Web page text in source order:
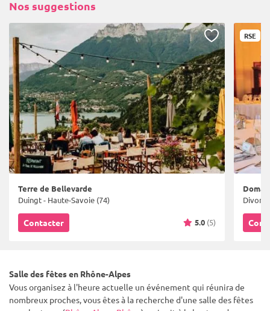
Nos suggestions
Terre de Bellevarde
Duingt - Haute-Savoie (74)
Contacter 5.0 (5)
RSE
Salle des fêtes en Rhône-Alpes
Vous organisez à l'heure actuelle un événement qui réunira de
nombreux proches, vous êtes à la recherche d'une salle des fêtes